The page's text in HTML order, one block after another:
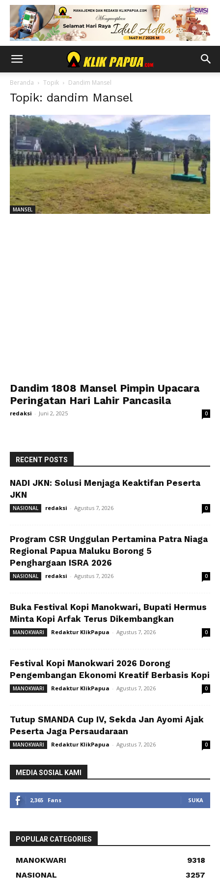
Beranda Topik Dandim Mansel
Topik: dandim Mansel
MANSEL
Dandim 1808 Mansel Pimpin Upacara
Peringatan Hari Lahir Pancasila
redaksi - Juni 2, 2025 0
RECENT POSTS
NADI JKN: Solusi Menjaga Keaktifan Peserta
JKN
NASIONAL redaksi - Agustus 7, 2026 0
Program CSR Unggulan Pertamina Patra Niaga
Regional Papua Maluku Borong 5
Penghargaan ISRA 2026
NASIONAL redaksi - Agustus 7, 2026 0
Buka Festival Kopi Manokwari, Bupati Hermus
Minta Kopi Arfak Terus Dikembangkan
MANOKWARI Redaktur KlikPapua - Agustus 7, 2026 0
Festival Kopi Manokwari 2026 Dorong
Pengembangan Ekonomi Kreatif Berbasis Kopi
MANOKWARI Redaktur KlikPapua - Agustus 7, 2026 0
Tutup SMANDA Cup IV, Sekda Jan Ayomi Ajak
Peserta Jaga Persaudaraan
MANOKWARI Redaktur KlikPapua - Agustus 7, 2026 0
MEDIA SOSIAL KAMI
2,365 Fans SUKA
POPULAR CATEGORIES
MANOKWARI
9318
NASIONAL
3257